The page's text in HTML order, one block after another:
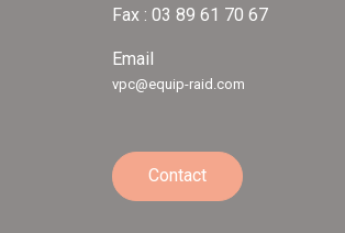
Fax : 03 89 61 70 67
Email
vpc@equip-raid.com
Contact